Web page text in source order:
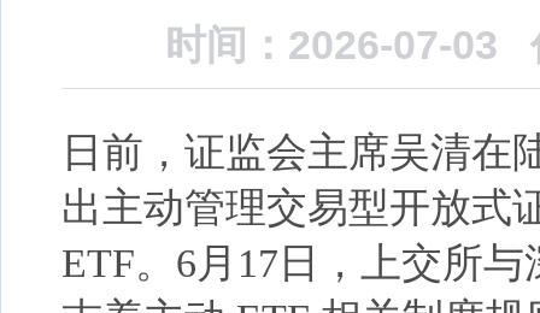
时间：2026-07-03
日前，证监会主席吴清在
出主动管理交易型开放式
ETF。6月17日，上交所